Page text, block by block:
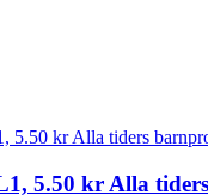
5.50 kr Alla